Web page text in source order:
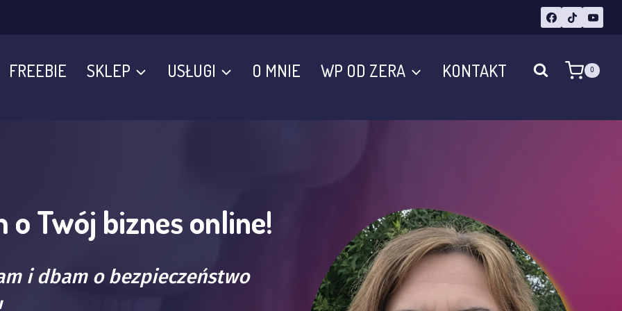
FREEBIE SKLEP USŁUGI O MNIE WP OD ZERA KONTAKT 0
o Twój biznes online!
i dbam o bezpieczeństwo